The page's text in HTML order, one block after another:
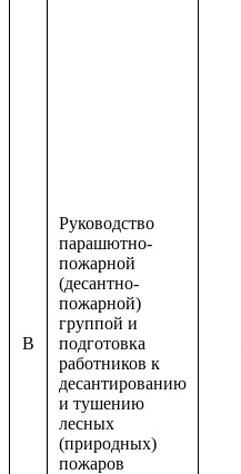
B
Руководство
парашютно-
пожарной
(десантно-
пожарной)
группой и
подготовка
работников к
десантированию
и тушению
лесных
(природных)
пожаров